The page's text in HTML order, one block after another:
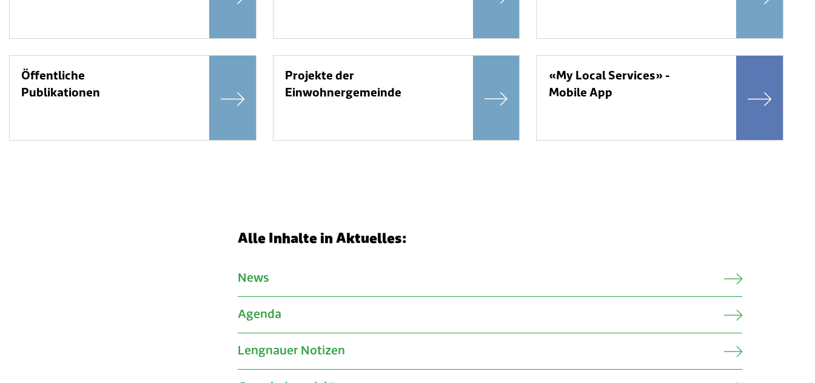
Öffentliche
Publikationen
Projekte der
Einwohnergemeinde
«My Local Services» -
Mobile App
Alle Inhalte in Aktuelles:
News
Agenda
Lengnauer Notizen